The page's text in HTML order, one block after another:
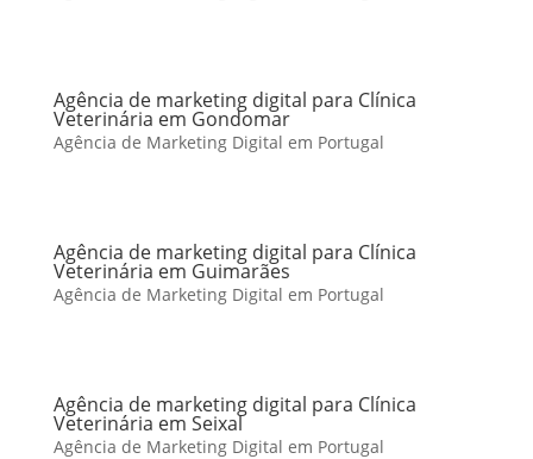
Agência de marketing digital para Clínica
Veterinária em Gondomar
Agência de Marketing Digital em Portugal
Agência de marketing digital para Clínica
Veterinária em Guimarães
Agência de Marketing Digital em Portugal
Agência de marketing digital para Clínica
Veterinária em Seixal
Agência de Marketing Digital em Portugal